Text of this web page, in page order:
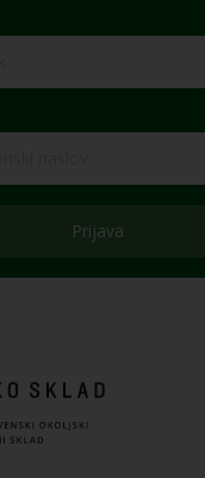
Prijava